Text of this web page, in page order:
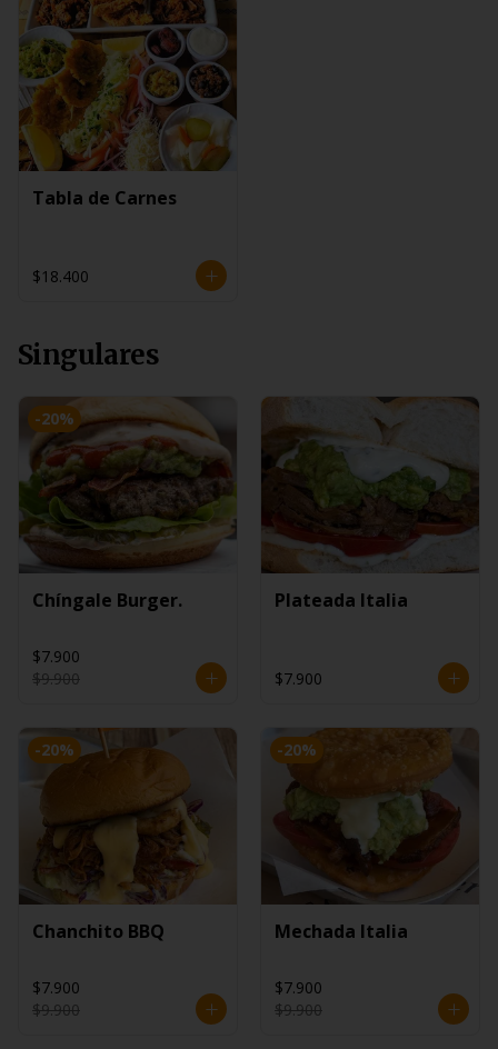
Tabla de Carnes
$18.400
Singulares
-20%
Chíngale Burger.
$7.900
$9.900
Plateada Italia
$7.900
-20%
Chanchito BBQ
$7.900
$9.900
-20%
Mechada Italia
$7.900
$9.900